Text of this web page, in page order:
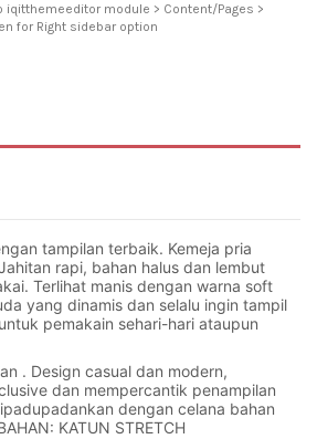
iqitthemeeditor module > Content/Pages >
for Right sidebar option
tampilan terbaik. Kemeja pria
rapi, bahan halus dan lembut
Terlihat manis dengan warna soft
yang dinamis dan selalu ingin tampil
pemakain sehari-hari ataupun
. Design casual dan modern,
dan mempercantik penampilan
dengan celana bahan
KATUN STRETCH